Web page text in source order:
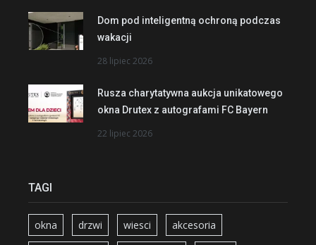
Dom pod inteligentną ochroną podczas
wakacji
28 lipiec 2026
Rusza charytatywna aukcja unikatowego
okna Drutex z autografami FC Bayern
22 lipiec 2026
TAGI
okna drzwi wiesci akcesoria